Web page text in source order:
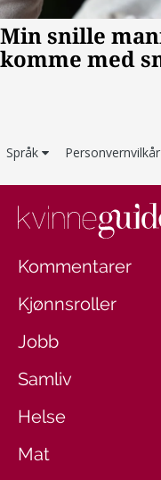
Språk Personvernvilkår
Kommentarer
Kjønnsroller
Jobb
Samliv
Helse
Mat